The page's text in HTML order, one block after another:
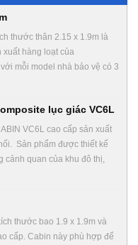
thước thân 2.15 x 1.9m là
xuất hàng loạt của
mỗi model nhà bảo vệ có 3
lục giác VC6L
VC6L cao cấp sản xuất
Sản phẩm được thiết kế
cảnh quan của khu đô thị,
thước bao 1.9 x 1.9m và
cấp. Cabin này phù hợp để